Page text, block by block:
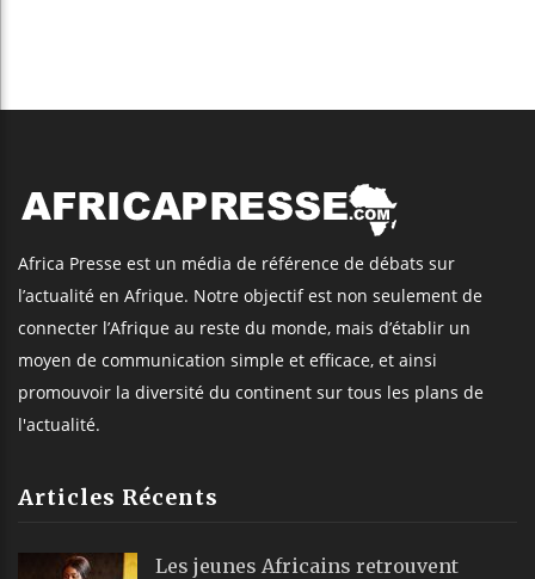
Africa Presse est un média de référence de débats sur
l’actualité en Afrique. Notre objectif est non seulement de
connecter l’Afrique au reste du monde, mais d’établir un
moyen de communication simple et efficace, et ainsi
promouvoir la diversité du continent sur tous les plans de
l'actualité.
Articles Récents
Les jeunes Africains retrouvent